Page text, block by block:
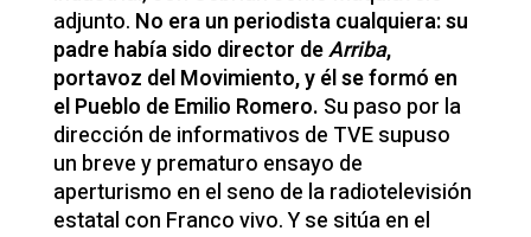
adjunto. No era un periodista cualquiera: su
padre había sido director deArriba,
portavoz del Movimiento, y él se formó en
el Pueblo de Emilio Romero. Su paso por la
dirección de informativos de TVE supuso
un breve y prematuro ensayo de
aperturismo en el seno de la radiotelevisión
estatal con Franco vivo. Y se sitúa en el